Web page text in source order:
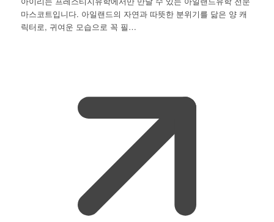
마스코트입니다. 아일랜드의 자연과 따뜻한 분위기를 닮은 양 캐
릭터로, 귀여운 모습으로 꼭 필…